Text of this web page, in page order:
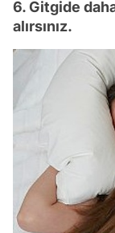
6. Gitgide
alırsınız.